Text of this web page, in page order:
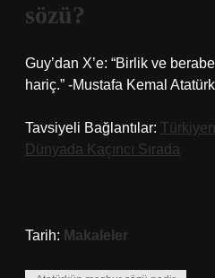
sözü?
Guy’dan X’e: “Birlik ve
hariç.” -Mustafa Kemal
Tavsiyeli Bağlantılar:
Dünyada Kaçıncı Sırada
Tarih: Makaleler